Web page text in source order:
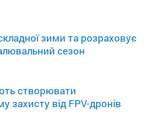
зими та розраховує
сезон
створювати
захисту від FPV-дронів